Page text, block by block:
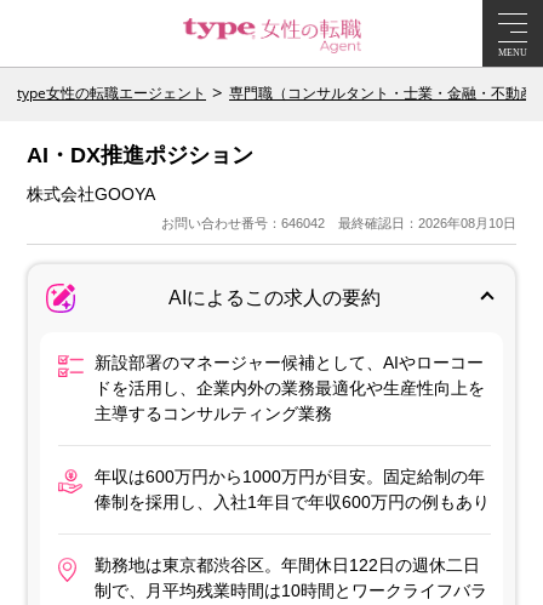
MENU
type女性の転職エージェント 専門職（コンサルタント・士業・金融・不動産
AI・DX推進ポジション
株式会社GOOYA
お問い合わせ番号：646042 最終確認日：2026年08月10日
AIによるこの求人の要約
新設部署のマネージャー候補として、AIやローコー
ドを活用し、企業内外の業務最適化や生産性向上を
主導するコンサルティング業務
年収は600万円から1000万円が目安。固定給制の年
俸制を採用し、入社1年目で年収600万円の例もあり
勤務地は東京都渋谷区。年間休日122日の週休二日
制で、月平均残業時間は10時間とワークライフバラ